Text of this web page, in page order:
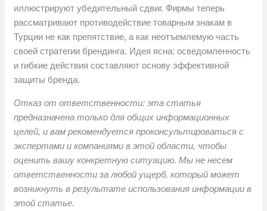
иллюстрируют убедительный сдвиг. Фирмы теперь
рассматривают противодействие товарным знакам в
Турции не как препятствие, а как неотъемлемую часть
своей стратегии брендинга. Идея ясна: осведомленность
и гибкие действия составляют основу эффективной
защиты бренда.
Отказ от ответственности: эта статья
предназначена только для общих информационных
целей, и вам рекомендуется проконсультироваться с
экспертами и компаниями в этой области, чтобы
оценить вашу конкретную ситуацию. Мы не несем
ответственности за любой ущерб, который может
возникнуть в результате использования информации в
этой статье.